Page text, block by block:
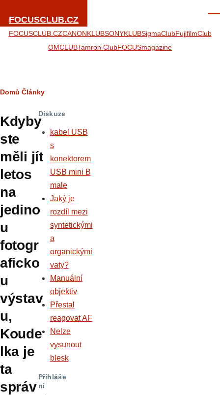
FOCUSCLUB.CZ
FOCUSCLUB.CZCANONKLUBSONYKLUBSigmaClubFujifilmClub
OMCLUBTamron ClubFOCUSmagazine
Drobečková
navigace
Domů Články
Kdyby
ste
měli jít
letos
na
jedino
u
fotogr
aficko
u
výstav
u,
Koude
lka je
ta
správ
Diskuze
kabel USB
s
konektorem
USB mini B
male
Jaký je
rozdíl mezi
syntetickými
a
organickými
vaty?
Manuální
objektiv
Přestal
reagovat AF
Nelze
vysunout
blesk
Přihláše
ní